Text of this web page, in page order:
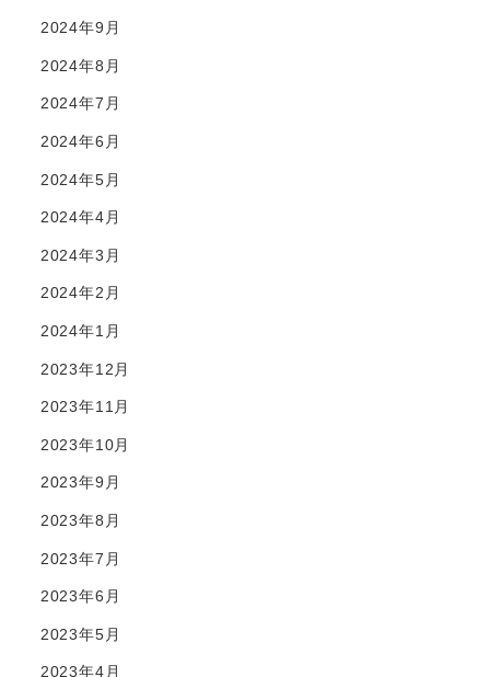
2024年9月
2024年8月
2024年7月
2024年6月
2024年5月
2024年4月
2024年3月
2024年2月
2024年1月
2023年12月
2023年11月
2023年10月
2023年9月
2023年8月
2023年7月
2023年6月
2023年5月
2023年4月